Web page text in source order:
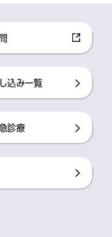
込み一覧
診療